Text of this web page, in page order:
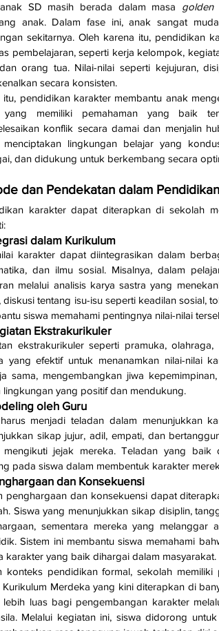
SD masih berada dalam masa golden
anak. Dalam fase ini, anak sangat
sekitarnya. Oleh karena itu, pendidikan
pembelajaran, seperti kerja kelompok,
orang tua. Nilai-nilai seperti kejujuran,
secara konsisten.
itu, pendidikan karakter membantu anak
yang memiliki pemahaman yang baik
konflik secara damai dan menjalin
menciptakan lingkungan belajar yang
dan didukung untuk berkembang secara
dan Pendekatan dalam
karakter dapat diterapkan di sekolah
dalam Kurikulum
karakter dapat diintegrasikan dalam
dan ilmu sosial. Misalnya, dalam
melalui analisis karya sastra yang
diskusi tentang isu-isu seperti keadilan sosial,
siswa memahami pentingnya nilai-nilai
Ekstrakurikuler
ekstrakurikuler seperti pramuka,
yang efektif untuk menanamkan nilai-nilai
sama, mengembangkan jiwa
lingkungan yang positif dan mendukung.
oleh Guru
menjadi teladan dalam menunjukkan
sikap jujur, adil, empati, dan
mengikuti jejak mereka. Teladan yang
pada siswa dalam membentuk karakter
dan Konsekuensi
penghargaan dan konsekuensi dapat
Siswa yang menunjukkan sikap disiplin,
sementara mereka yang melanggar
Sistem ini membantu siswa memahami
karakter yang baik dihargai dalam masyarakat.
konteks pendidikan formal, sekolah
Kurikulum Merdeka yang kini diterapkan di
lebih luas bagi pengembangan karakter
Melalui kegiatan ini, siswa didorong